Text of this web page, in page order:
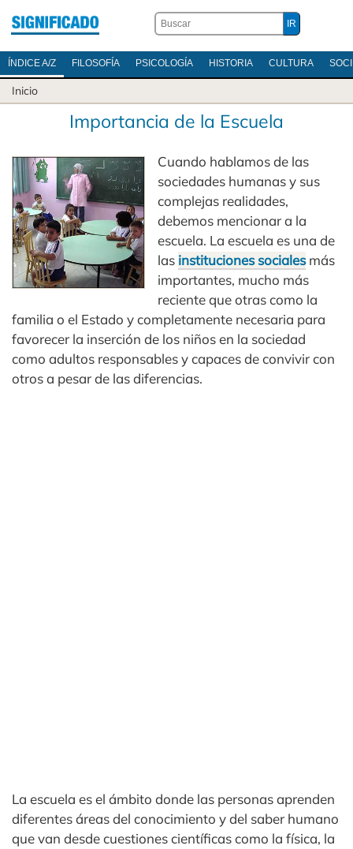
ÍNDICE A/Z FILOSOFÍA PSICOLOGÍA HISTORIA CULTURA
Inicio
Importancia de la Escuela
Cuando hablamos de las
sociedades humanas y sus
complejas realidades,
debemos mencionar a la
escuela. La escuela es una de
las instituciones socialesmás
importantes, mucho más
reciente que otras como la
familia o el Estado y completamente necesaria para
favorecer la inserción de los niños en la sociedad
como adultos responsables y capaces de convivir con
otros a pesar de las diferencias.
La escuela es el ámbito donde las personas aprenden
diferentes áreas del conocimiento y del saber humano
que van desde cuestiones científicas como la física, la